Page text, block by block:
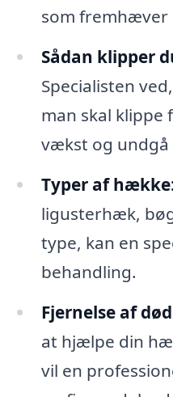
som fremhæver
Sådan klipper
Specialisten
man skal klippe
vækst og undgå
Typer af
ligusterhæk,
type, kan en
behandling.
Fjernelse af
at hjælpe din
vil en